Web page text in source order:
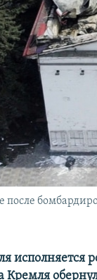
исполняется
Кремля